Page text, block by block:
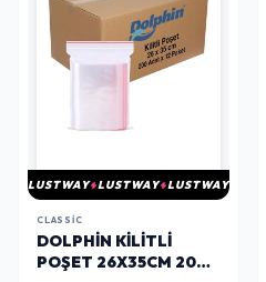
LUSTWAY LUSTWAY LUSTWAY
CLASSIC
DOLPHIN KILITLI
POŞET 26X35CM 200